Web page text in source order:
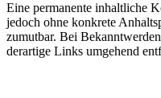
Eine permanente inhaltliche
jedoch ohne konkrete
zumutbar. Bei
derartige Links umgehend